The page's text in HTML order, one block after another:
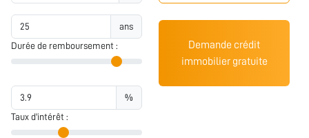
ans
Durée de remboursement :
%
Taux d'intérêt :
Demande crédit
immobilier gratuite